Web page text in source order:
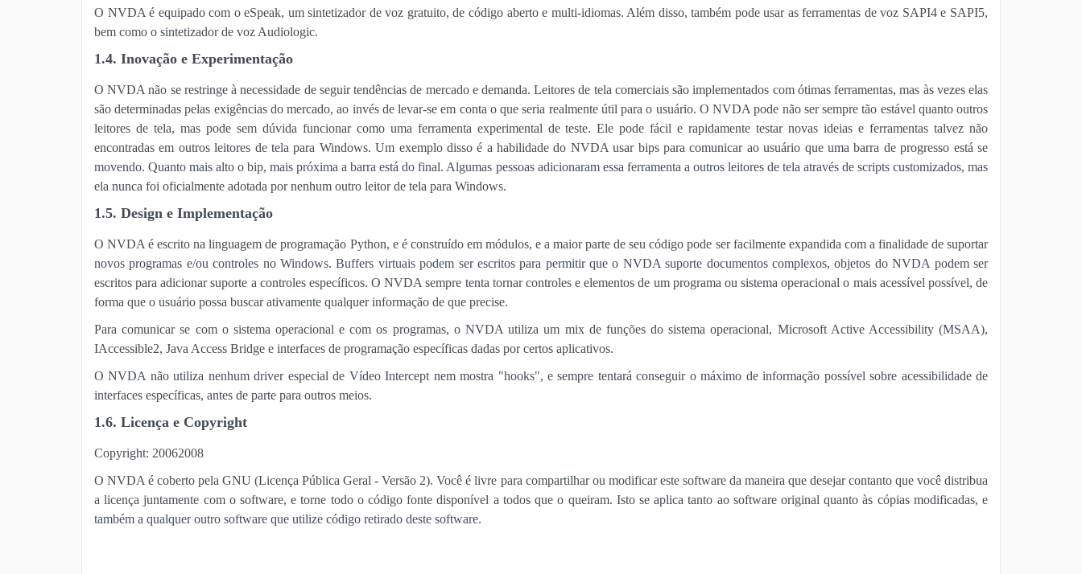
O NVDA é equipado com o eSpeak, um sintetizador de voz gratuito, de código aberto e multi-idiomas. Além disso, também pode usar as ferramentas de voz SAPI4 e SAPI5,
bem como o sintetizador de voz Audiologic.
1.4. Inovação e Experimentação
O NVDA não se restringe à necessidade de seguir tendências de mercado e demanda. Leitores de tela comerciais são implementados com ótimas ferramentas, mas às vezes elas
são determinadas pelas exigências do mercado, ao invés de levar-se em conta o que seria realmente útil para o usuário. O NVDA pode não ser sempre tão estável quanto outros
leitores de tela, mas pode sem dúvida funcionar como uma ferramenta experimental de teste. Ele pode fácil e rapidamente testar novas ideias e ferramentas talvez não
encontradas em outros leitores de tela para Windows. Um exemplo disso é a habilidade do NVDA usar bips para comunicar ao usuário que uma barra de progresso está se
movendo. Quanto mais alto o bip, mais próxima a barra está do final. Algumas pessoas adicionaram essa ferramenta a outros leitores de tela através de scripts customizados, mas
ela nunca foi oficialmente adotada por nenhum outro leitor de tela para Windows.
1.5. Design e Implementação
O NVDA é escrito na linguagem de programação Python, e é construído em módulos, e a maior parte de seu código pode ser facilmente expandida com a finalidade de suportar
novos programas e/ou controles no Windows. Buffers virtuais podem ser escritos para permitir que o NVDA suporte documentos complexos, objetos do NVDA podem ser
escritos para adicionar suporte a controles específicos. O NVDA sempre tenta tornar controles e elementos de um programa ou sistema operacional o mais acessível possível, de
forma que o usuário possa buscar ativamente qualquer informação de que precise.
Para comunicar se com o sistema operacional e com os programas, o NVDA utiliza um mix de funções do sistema operacional, Microsoft Active Accessibility (MSAA),
IAccessible2, Java Access Bridge e interfaces de programação específicas dadas por certos aplicativos.
O NVDA não utiliza nenhum driver especial de Vídeo Intercept nem mostra "hooks", e sempre tentará conseguir o máximo de informação possível sobre acessibilidade de
interfaces específicas, antes de parte para outros meios.
1.6. Licença e Copyright
Copyright: 20062008
O NVDA é coberto pela GNU (Licença Pública Geral - Versão 2). Você é livre para compartilhar ou modificar este software da maneira que desejar contanto que você distribua
a licença juntamente com o software, e torne todo o código fonte disponível a todos que o queiram. Isto se aplica tanto ao software original quanto às cópias modificadas, e
também a qualquer outro software que utilize código retirado deste software.